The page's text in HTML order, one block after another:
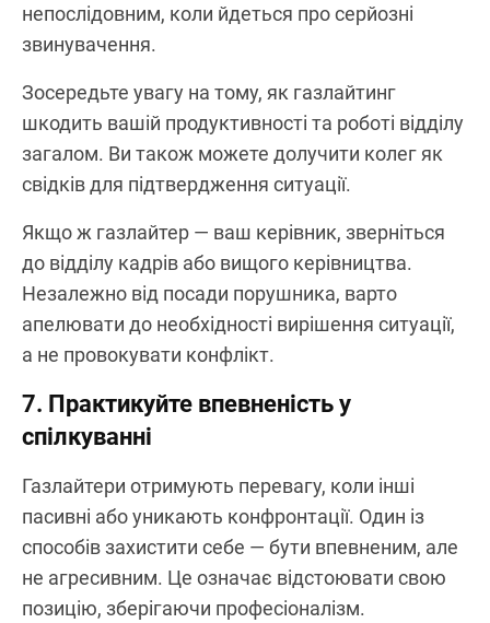
непослідовним, коли йдеться про серйозні
звинувачення.
Зосередьте увагу на тому, як газлайтинг
шкодить вашій продуктивності та роботі відділу
загалом. Ви також можете долучити колег як
свідків для підтвердження ситуації.
Якщо ж газлайтер — ваш керівник, зверніться
до відділу кадрів або вищого керівництва.
Незалежно від посади порушника, варто
апелювати до необхідності вирішення ситуації,
а не провокувати конфлікт.
7. Практикуйте впевненість у
спілкуванні
Газлайтери отримують перевагу, коли інші
пасивні або уникають конфронтації. Один із
способів захистити себе — бути впевненим, але
не агресивним. Це означає відстоювати свою
позицію, зберігаючи професіоналізм.